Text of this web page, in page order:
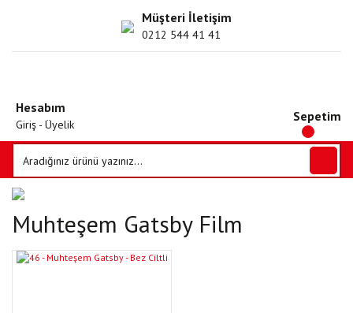
Müşteri İletişim
0212 544 41 41
Hesabım
Giriş - Üyelik
Sepetim
Muhteşem Gatsby Film